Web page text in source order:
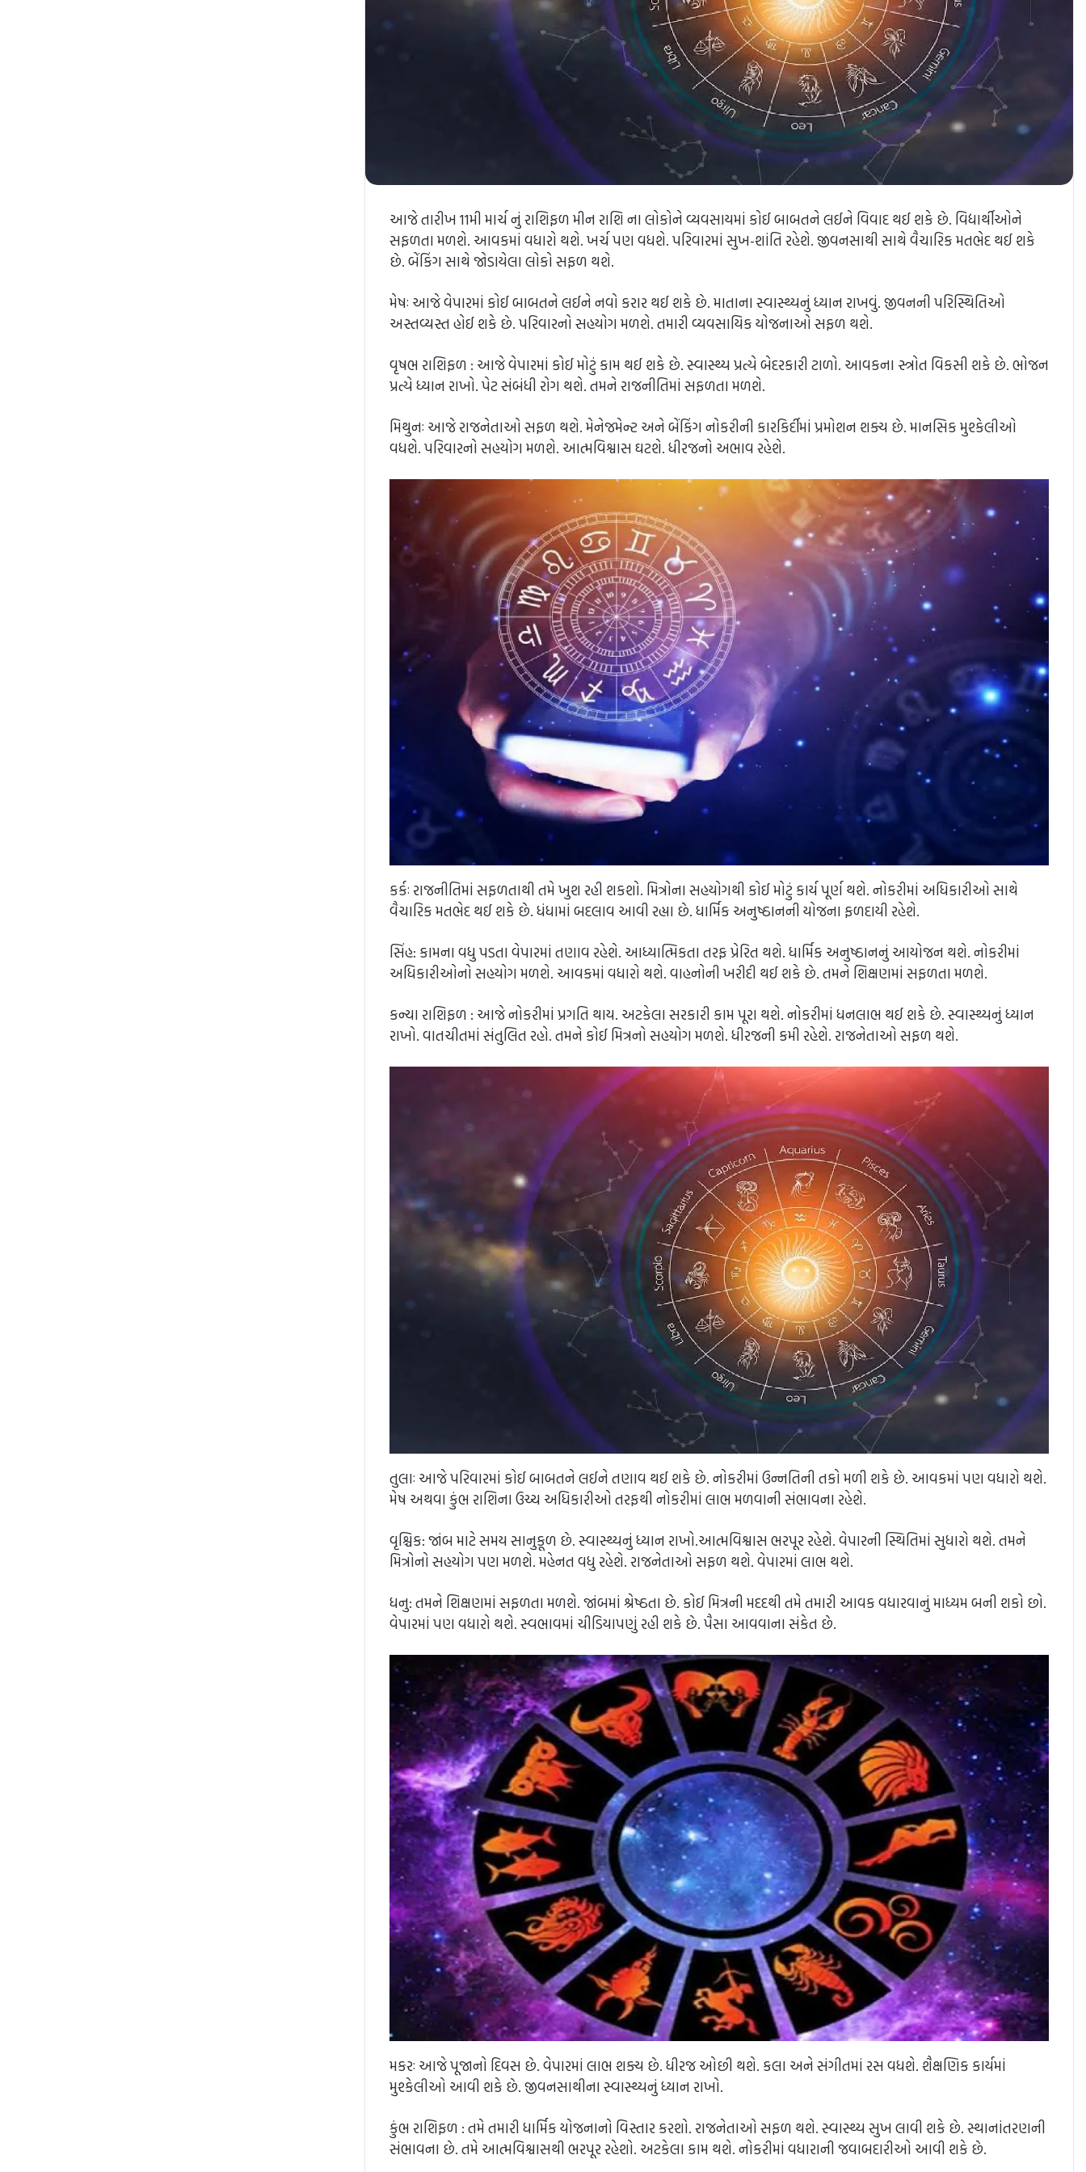
આજે તારીખ 11મી માર્ચ નું રાશિફળ મીન રાશિ ના લોકોને વ્યવસાયમાં કોઈ બાબતને લઈને વિવાદ થઈ શકે છે. વિદ્યાર્થીઓને
સફળતા મળશે. આવકમાં વધારો થશે. ખર્ચ પણ વધશે. પરિવારમાં સુખ-શાંતિ રહેશે. જીવનસાથી સાથે વૈચારિક મતભેદ થઈ શકે
છે. બેંકિંગ સાથે જોડાયેલા લોકો સફળ થશે.
મેષઃ આજે વેપારમાં કોઈ બાબતને લઈને નવો કરાર થઈ શકે છે. માતાના સ્વાસ્થ્યનું ધ્યાન રાખવું. જીવનની પરિસ્થિતિઓ
અસ્તવ્યસ્ત હોઈ શકે છે. પરિવારનો સહયોગ મળશે. તમારી વ્યવસાયિક યોજનાઓ સફળ થશે.
વૃષભ રાશિફળ : આજે વેપારમાં કોઈ મોટું કામ થઈ શકે છે. સ્વાસ્થ્ય પ્રત્યે બેદરકારી ટાળો. આવકના સ્ત્રોત વિકસી શકે છે. ભોજન
પ્રત્યે ધ્યાન રાખો. પેટ સંબંધી રોગ થશે. તમને રાજનીતિમાં સફળતા મળશે.
મિથુનઃ આજે રાજનેતાઓ સફળ થશે. મેનેજમેન્ટ અને બેંકિંગ નોકરીની કારકિર્દીમાં પ્રમોશન શક્ય છે. માનસિક મુશ્કેલીઓ
વધશે. પરિવારનો સહયોગ મળશે. આત્મવિશ્વાસ ઘટશે. ધીરજનો અભાવ રહેશે.
કર્કઃ રાજનીતિમાં સફળતાથી તમે ખુશ રહી શકશો. મિત્રોના સહયોગથી કોઈ મોટું કાર્ય પૂર્ણ થશે. નોકરીમાં અધિકારીઓ સાથે
વૈચારિક મતભેદ થઈ શકે છે. ધંધામાં બદલાવ આવી રહ્યા છે. ધાર્મિક અનુષ્ઠાનની યોજના ફળદાયી રહેશે.
સિંહ: કામના વધુ પડતા વેપારમાં તણાવ રહેશે. આધ્યાત્મિકતા તરફ પ્રેરિત થશે. ધાર્મિક અનુષ્ઠાનનું આયોજન થશે. નોકરીમાં
અધિકારીઓનો સહયોગ મળશે. આવકમાં વધારો થશે. વાહનોની ખરીદી થઈ શકે છે. તમને શિક્ષણમાં સફળતા મળશે.
કન્યા રાશિફળ : આજે નોકરીમાં પ્રગતિ થાય. અટકેલા સરકારી કામ પૂરા થશે. નોકરીમાં ધનલાભ થઈ શકે છે. સ્વાસ્થ્યનું ધ્યાન
રાખો. વાતચીતમાં સંતુલિત રહો. તમને કોઈ મિત્રનો સહયોગ મળશે. ધીરજની કમી રહેશે. રાજનેતાઓ સફળ થશે.
તુલાઃ આજે પરિવારમાં કોઈ બાબતને લઈને તણાવ થઈ શકે છે. નોકરીમાં ઉન્નતિની તકો મળી શકે છે. આવકમાં પણ વધારો થશે.
મેષ અથવા કુંભ રાશિના ઉચ્ચ અધિકારીઓ તરફથી નોકરીમાં લાભ મળવાની સંભાવના રહેશે.
વૃશ્ચિક: જાંબ માટે સમય સાનુકૂળ છે. સ્વાસ્થ્યનું ધ્યાન રાખો.આત્મવિશ્વાસ ભરપૂર રહેશે. વેપારની સ્થિતિમાં સુધારો થશે. તમને
મિત્રોનો સહયોગ પણ મળશે. મહેનત વધુ રહેશે. રાજનેતાઓ સફળ થશે. વેપારમાં લાભ થશે.
ધનુ: તમને શિક્ષણમાં સફળતા મળશે. જાંબમાં શ્રેષ્ઠતા છે. કોઈ મિત્રની મદદથી તમે તમારી આવક વધારવાનું માધ્યમ બની શકો છો.
વેપારમાં પણ વધારો થશે. સ્વભાવમાં ચીડિયાપણું રહી શકે છે. પૈસા આવવાના સંકેત છે.
મકરઃ આજે પૂજાનો દિવસ છે. વેપારમાં લાભ શક્ય છે. ધીરજ ઓછી થશે. કલા અને સંગીતમાં રસ વધશે. શૈક્ષણિક કાર્યમાં
મુશ્કેલીઓ આવી શકે છે. જીવનસાથીના સ્વાસ્થ્યનું ધ્યાન રાખો.
કુંભ રાશિફળ : તમે તમારી ધાર્મિક યોજનાનો વિસ્તાર કરશો. રાજનેતાઓ સફળ થશે. સ્વાસ્થ્ય સુખ લાવી શકે છે. સ્થાનાંતરણની
સંભાવના છે. તમે આત્મવિશ્વાસથી ભરપૂર રહેશો. અટકેલા કામ થશે. નોકરીમાં વધારાની જવાબદારીઓ આવી શકે છે.